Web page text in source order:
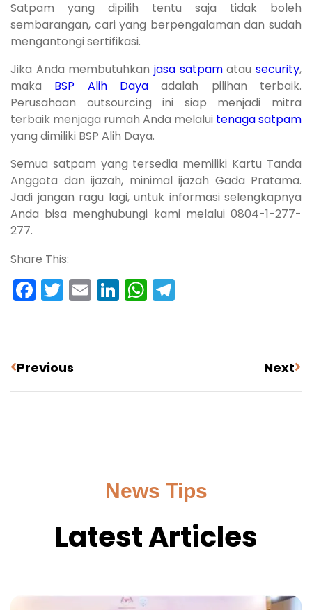
Satpam yang dipilih tentu saja tidak boleh
sembarangan, cari yang berpengalaman dan sudah
mengantongi sertifikasi.
Jika Anda membutuhkan jasa satpamatausecurity,
maka BSP Alih Daya adalah pilihan terbaik.
Perusahaan outsourcing ini siap menjadi mitra
terbaik menjaga rumah Anda melalui tenaga satpam
yang dimiliki BSP Alih Daya.
Semua satpam yang tersedia memiliki Kartu Tanda
Anggota dan ijazah, minimal ijazah Gada Pratama.
Jadi jangan ragu lagi, untuk informasi selengkapnya
Anda bisa menghubungi kami melalui 0804-1-277-
277.
Share This:
Facebook
Twitter
EmailLinkedIn
WhatsApp
Previous Next
News Tips
Latest Articles